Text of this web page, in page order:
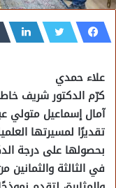
علاء حمدي
كرّم الدكتور شريف
آمال إسماعيل متولي
تقديرًا لمسيرتها
بحصولها على درجة
في الثالثة والثمانين